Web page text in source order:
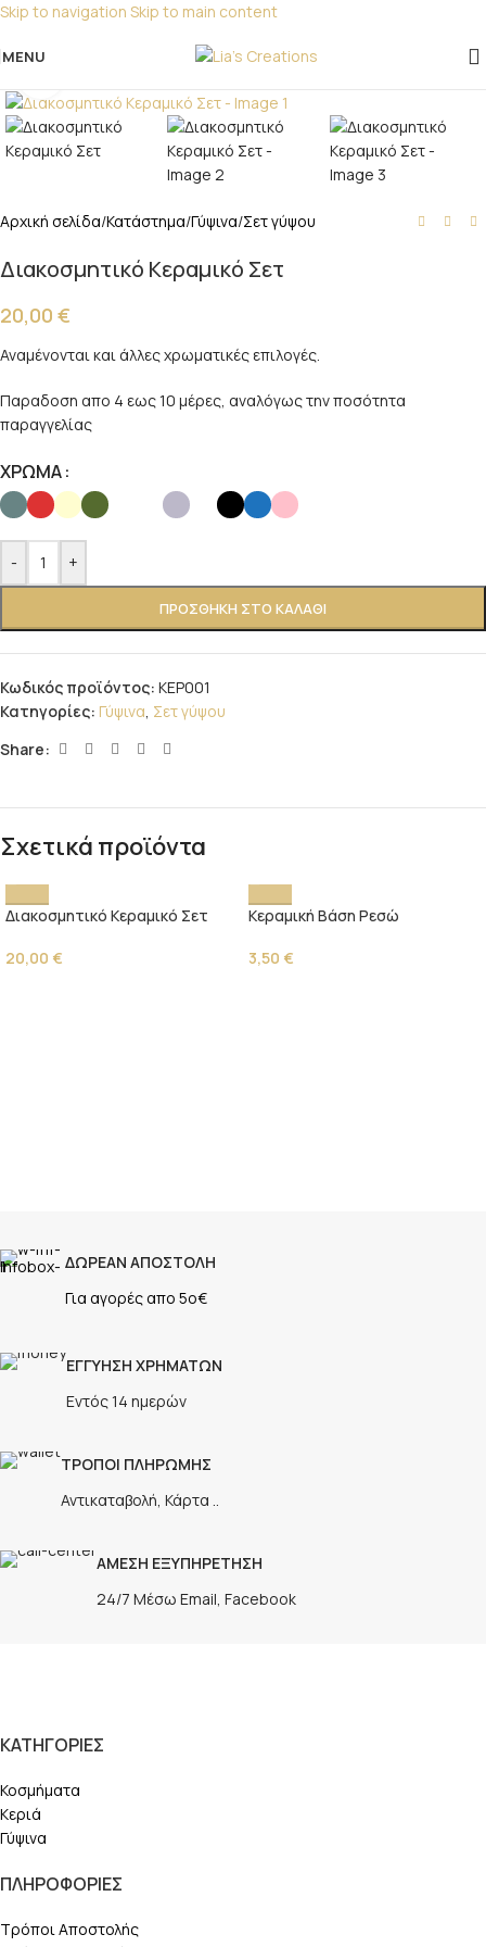
Skip to navigation Skip to main content
Για παραγγελίες για μπομπονιέρες παρακαλώ
επικοινωνήστε μαζί μας!
MENU
Αρχική σελίδα/Κατάστημα/Γύψινα/Σετ γύψου
Διακοσμητικό Κεραμικό Σετ
20,00 €
Αναμένονται και άλλες χρωματικές επιλογές.
Παραδοση απο 4 εως 10 μέρες, αναλόγως την ποσότητα
παραγγελίας
ΧΡΩΜΑ
- +
ΠΡΟΣΘΉΚΗ ΣΤΟ ΚΑΛΆΘΙ
Κωδικός προϊόντος: ΚΕΡ001
Κατηγορίες: Γύψινα, Σετ γύψου
Share:
Σχετικά προϊόντα
Διακοσμητικό Κεραμικό Σετ
20,00 €
Κεραμική Βάση Ρεσώ
3,50 €
ΔΩΡΕΑΝ ΑΠΟΣΤΟΛΗ
Για αγορές απο 5ο€
ΕΓΓΥΗΣΗ ΧΡΗΜΑΤΩΝ
Εντός 14 ημερών
ΤΡΟΠΟΙ ΠΛΗΡΩΜΗΣ
Αντικαταβολή, Κάρτα ..
ΑΜΕΣΗ ΕΞΥΠΗΡΕΤΗΣΗ
24/7 Μέσω Email, Facebook
ΚΑΤΗΓΟΡΙΕΣ
Κοσμήματα
Κεριά
Γύψινα
ΠΛΗΡΟΦΟΡΙΕΣ
Τρόποι Αποστολής